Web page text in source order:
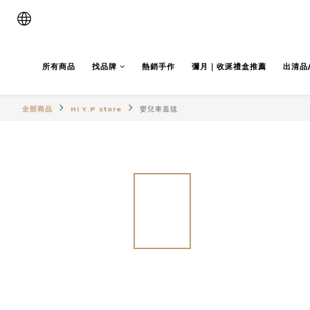
所有商品 找品牌 熱銷手作 彌月｜收涎禮盒推薦 出清
全部商品 Hi Y.P store 嬰兒車蓋毯